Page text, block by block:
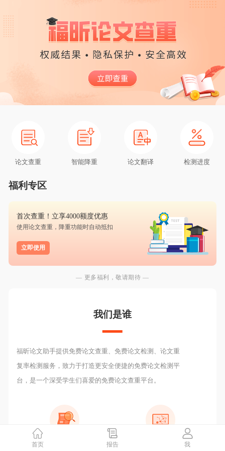
论文查重 智能降重 论文翻译 检测进度
福利专区
首次查重！立享4000额度优惠
使用论文查重，降重功能时自动抵扣
立即使用
— 更多福利，敬请期待 —
我们是谁
福昕论文助手提供免费论文查重、免费论文检测、论文重
复率检测服务，致力于打造更安全便捷的免费论文检测平
台，是一个深受学生们喜爱的免费论文查重平台。
2000W
首页 报告 我